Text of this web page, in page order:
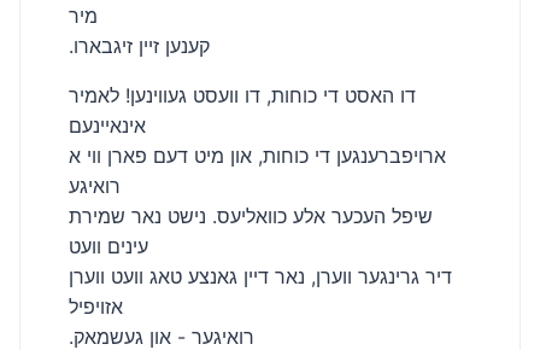
מיר
.קענען זיין זיגבארו
דו האסט די כוחות, דו וועסט געווינען! לאמיר
אינאיינעם
ארויפברענגען די כוחות, און מיט דעם פארן ווי א
רואיגע
שיפל העכער אלע כוואליעס. נישט נאר שמירת
עינים וועט
דיר גרינגער ווערן, נאר דיין גאנצע טאג וועט ווערן
אזויפיל
.רואיגער - און געשמאק